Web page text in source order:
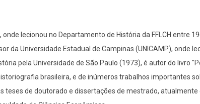
lecionou no Departamento de História da FFLCH entre
da Universidade Estadual de Campinas (UNICAMP), onde
pela Universidade de São Paulo (1973), é autor do livro
brasileira, e de inúmeros trabalhos importantes
teses de doutorado e dissertações de mestrado, atualmente